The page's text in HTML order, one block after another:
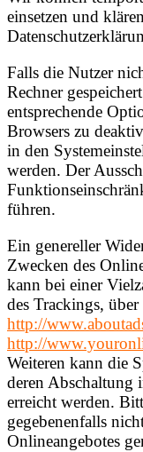
einsetzen und
Falls die Nutzer
Rechner
entsprechende
Browsers zu
in den
werden. Der
führen.
Ein genereller
Zwecken des
kann bei einer
des Trackings,
http://
http://
Weiteren kann die
deren Abschaltung
erreicht werden.
gegebenenfalls
Onlineangebotes